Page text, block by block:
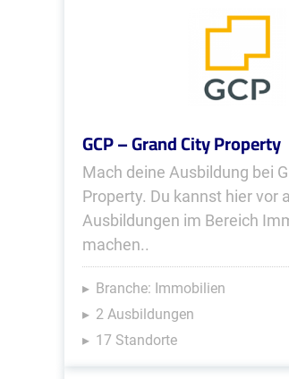
GCP – Grand City Property
Mach deine Ausbildung bei
Property. Du kannst hier vor
Ausbildungen im Bereich
machen..
Branche: Immobilien
2 Ausbildungen
17 Standorte